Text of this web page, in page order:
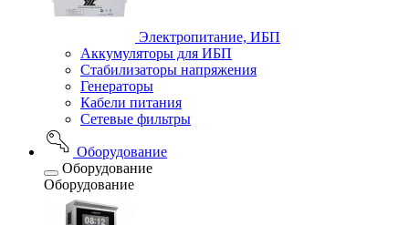
Электропитание, ИБП
Аккумуляторы для ИБП
Стабилизаторы напряжения
Генераторы
Кабели питания
Сетевые фильтры
Оборудование
Оборудование
Оборудование